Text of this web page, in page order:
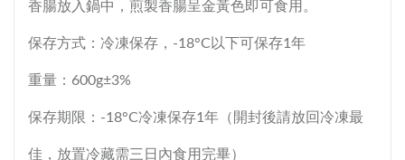
香腸放入鍋中，煎製香腸呈金黃色即可食用。
保存方式：冷凍保存，-18°C以下可保存1年
重量：600g±3%
保存期限：-18°C冷凍保存1年（開封後請放回冷凍最
佳，放置冷藏需三日內食用完畢）